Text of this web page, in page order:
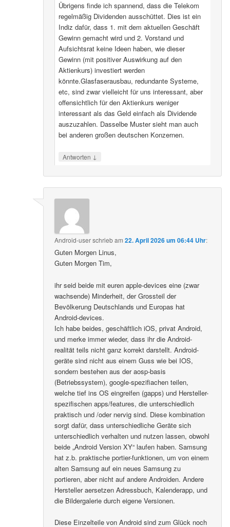
Übrigens finde ich spannend, dass die Telekom
regelmäßig Dividenden ausschüttet. Dies ist ein
Indiz dafür, dass 1. mit dem aktuellen Geschäft
Gewinn gemacht wird und 2. Vorstand und
Aufsichtsrat keine Ideen haben, wie dieser
Gewinn (mit positiver Auswirkung auf den
Aktienkurs) investiert werden
könnte.Glasfaserausbau, redundante Systeme,
etc, sind zwar vielleicht für uns interessant, aber
offensichtlich für den Aktienkurs weniger
interessant als das Geld einfach als Dividende
auszuzahlen. Dasselbe Muster sieht man auch
bei anderen großen deutschen Konzernen.
Antworten ↓
Android-userschriebam22. April 2026 um 06:44 Uhr:
Guten Morgen Linus,
Guten Morgen Tim,
ihr seid beide mit euren apple-devices eine (zwar
wachsende) Minderheit, der Grossteil der
Bevölkerung Deutschlands und Europas hat
Android-devices.
Ich habe beides, geschäftlich iOS, privat Android,
und merke immer wieder, dass ihr die Android-
realität teils nicht ganz korrekt darstellt. Android-
geräte sind nicht aus einem Guss wie bei IOS,
sondern bestehen aus der aosp-basis
(Betriebssystem), google-spezifiachen teilen,
welche tief ins OS eingreifen (gapps) und Hersteller-
spezifischen apps/features, die unterschiedlich
praktisch und /oder nervig sind. Diese kombination
sorgt dafür, dass unterschiedliche Geräte sich
unterschiedlich verhalten und nutzen lassen, obwohl
beide „Android Version XY“ laufen haben. Samsung
hat z.b. praktische portier-funktionen, um von einem
alten Samsung auf ein neues Samsung zu
portieren, aber nicht auf andere Androiden. Andere
Hersteller aersetzen Adressbuch, Kalenderapp, und
die Bildergalerie durch eigene Versionen.
Diese Einzelteile von Android sind zum Glück noch